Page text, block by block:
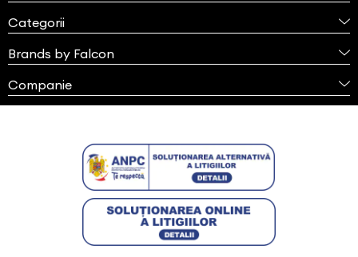
Categorii
Brands by Falcon
Companie